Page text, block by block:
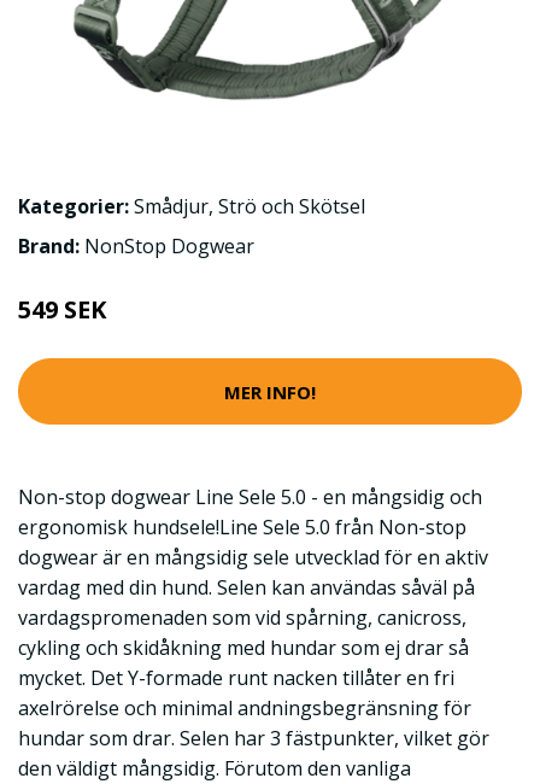
Kategorier:Smådjur, Strö och Skötsel
Brand: NonStop Dogwear
549 SEK
MER INFO!
Non-stop dogwear Line Sele 5.0 - en mångsidig och
ergonomisk hundsele!Line Sele 5.0 från Non-stop
dogwear är en mångsidig sele utvecklad för en aktiv
vardag med din hund. Selen kan användas såväl på
vardagspromenaden som vid spårning, canicross,
cykling och skidåkning med hundar som ej drar så
mycket. Det Y-formade runt nacken tillåter en fri
axelrörelse och minimal andningsbegränsning för
hundar som drar. Selen har 3 fästpunkter, vilket gör
den väldigt mångsidig. Förutom den vanliga